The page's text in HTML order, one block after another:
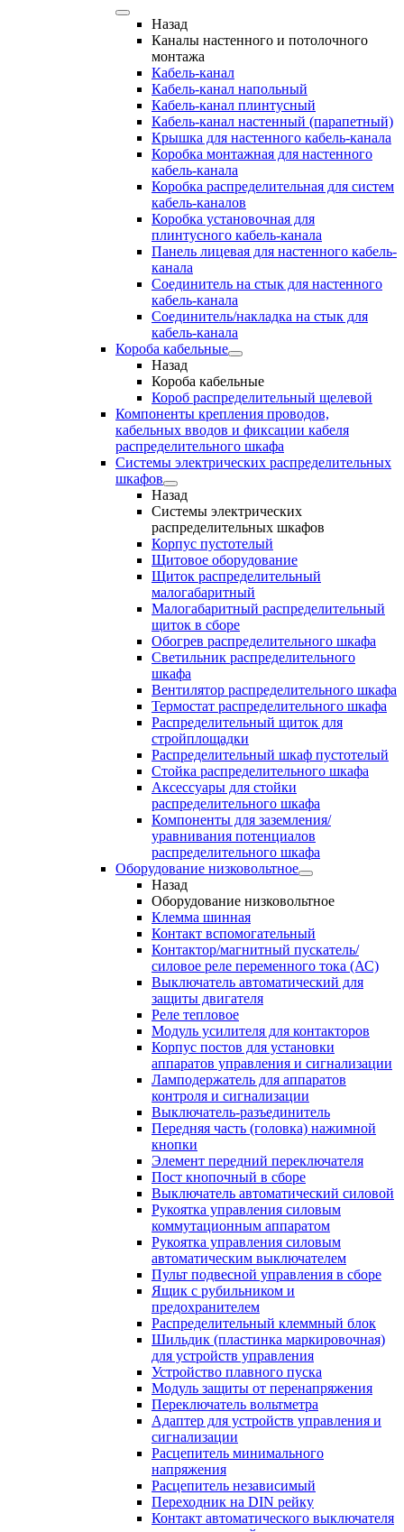
Назад
Каналы настенного и потолочного
монтажа
Кабель-канал
Кабель-канал напольный
Кабель-канал плинтусный
Кабель-канал настенный (парапетный)
Крышка для настенного кабель-канала
Коробка монтажная для настенного
кабель-канала
Коробка распределительная для систем
кабель-каналов
Коробка установочная для
плинтусного кабель-канала
Панель лицевая для настенного кабель-
канала
Соединитель на стык для настенного
кабель-канала
Соединитель/накладка на стык для
кабель-канала
Короба кабельные
Назад
Короба кабельные
Короб распределительный щелевой
Компоненты крепления проводов,
кабельных вводов и фиксации кабеля
распределительного шкафа
Системы электрических распределительных
шкафов
Назад
Системы электрических
распределительных шкафов
Корпус пустотелый
Щитовое оборудование
Щиток распределительный
малогабаритный
Малогабаритный распределительный
щиток в сборе
Обогрев распределительного шкафа
Светильник распределительного
шкафа
Вентилятор распределительного шкафа
Термостат распределительного шкафа
Распределительный щиток для
стройплощадки
Распределительный шкаф пустотелый
Стойка распределительного шкафа
Аксессуары для стойки
распределительного шкафа
Компоненты для заземления/
уравнивания потенциалов
распределительного шкафа
Оборудование низковольтное
Назад
Оборудование низковольтное
Клемма шинная
Контакт вспомогательный
Контактор/магнитный пускатель/
силовое реле переменного тока (АС)
Выключатель автоматический для
защиты двигателя
Реле тепловое
Модуль усилителя для контакторов
Корпус постов для установки
аппаратов управления и сигнализации
Ламподержатель для аппаратов
контроля и сигнализации
Выключатель-разъединитель
Передняя часть (головка) нажимной
кнопки
Элемент передний переключателя
Пост кнопочный в сборе
Выключатель автоматический силовой
Рукоятка управления силовым
коммутационным аппаратом
Рукоятка управления силовым
автоматическим выключателем
Пульт подвесной управления в сборе
Ящик с рубильником и
предохранителем
Распределительный клеммный блок
Шильдик (пластинка маркировочная)
для устройств управления
Устройство плавного пуска
Модуль защиты от перенапряжения
Переключатель вольтметра
Адаптер для устройств управления и
сигнализации
Расцепитель минимального
напряжения
Расцепитель независимый
Переходник на DIN рейку
Контакт автоматического выключателя